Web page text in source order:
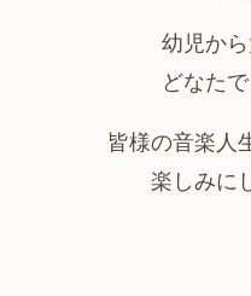
幼児か
どなた
皆様の音楽人
楽しみに